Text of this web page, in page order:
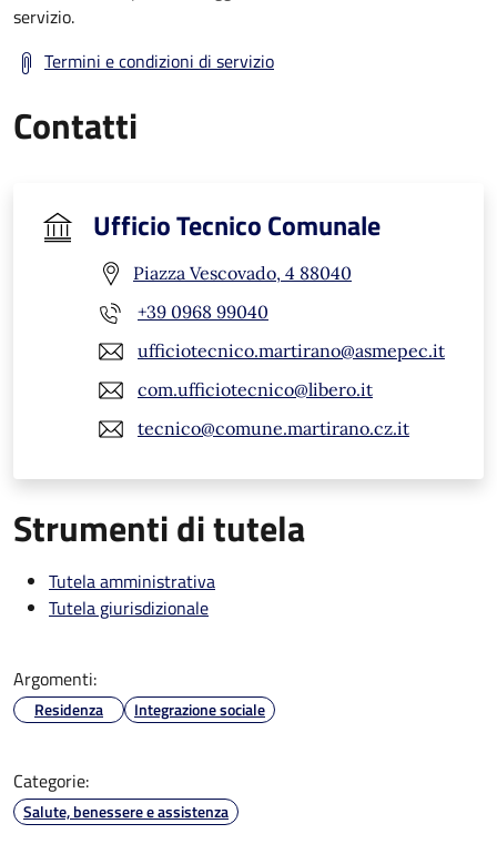
servizio.
Termini e condizioni di servizio
Contatti
Ufficio Tecnico Comunale
Piazza Vescovado, 4 88040
+39 0968 99040
ufficiotecnico.martirano@asmepec.it
com.ufficiotecnico@libero.it
tecnico@comune.martirano.cz.it
Strumenti di tutela
Tutela amministrativa
Tutela giurisdizionale
Argomenti:
Residenza Integrazione sociale
Categorie:
Salute, benessere e assistenza